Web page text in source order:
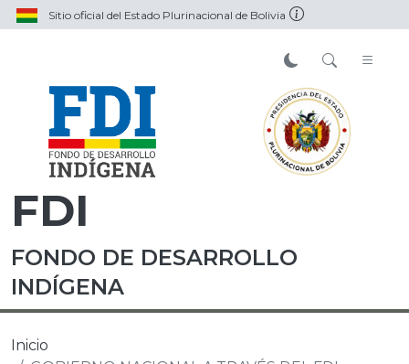
Sitio oficial del Estado Plurinacional de Bolivia
FDI
FONDO DE DESARROLLO
INDÍGENA
Inicio